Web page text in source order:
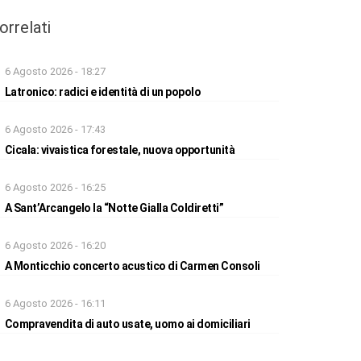
6 Agosto 2026 - 18:27
Latronico: radici e identità di un popolo
6 Agosto 2026 - 17:43
Cicala: vivaistica forestale, nuova opportunità
6 Agosto 2026 - 16:25
A Sant’Arcangelo la “Notte Gialla Coldiretti”
6 Agosto 2026 - 16:20
A Monticchio concerto acustico di Carmen Consoli
6 Agosto 2026 - 16:11
Compravendita di auto usate, uomo ai domiciliari